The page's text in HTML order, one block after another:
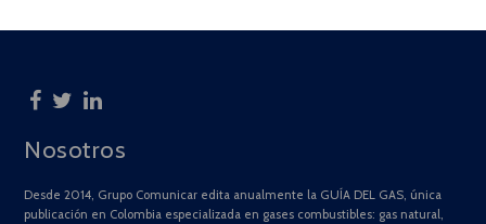
Nosotros
Desde 2014, Grupo Comunicar edita anualmente la GUÍA DEL GAS, única
publicación en Colombia especializada en gases combustibles: gas natural,